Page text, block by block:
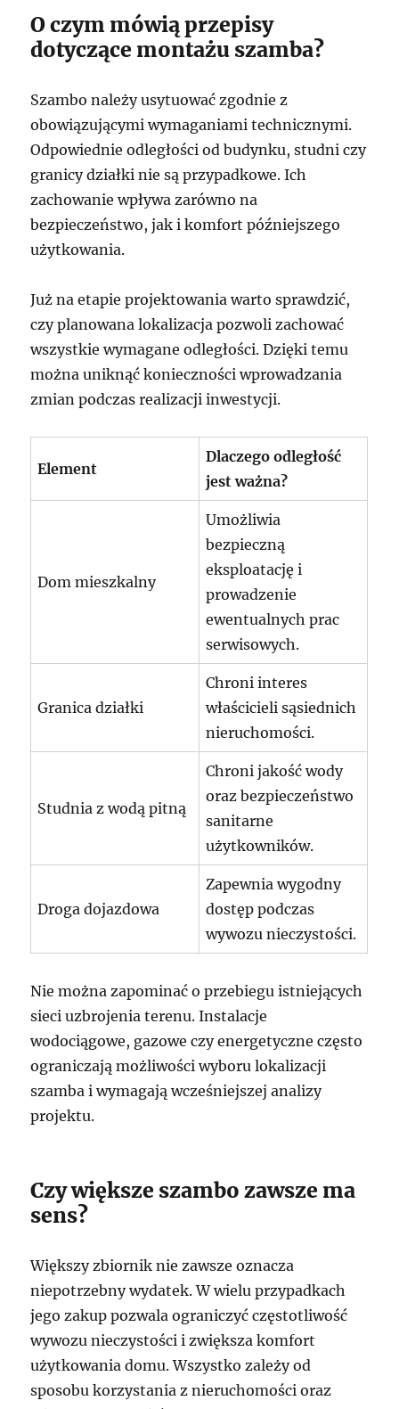
O czym mówią przepisy
dotyczące montażu szamba?
Szambo należy usytuować zgodnie z
obowiązującymi wymaganiami technicznymi.
Odpowiednie odległości od budynku, studni czy
granicy działki nie są przypadkowe. Ich
zachowanie wpływa zarówno na
bezpieczeństwo, jak i komfort późniejszego
użytkowania.
Już na etapie projektowania warto sprawdzić,
czy planowana lokalizacja pozwoli zachować
wszystkie wymagane odległości. Dzięki temu
można uniknąć konieczności wprowadzania
zmian podczas realizacji inwestycji.
Element
Dlaczego odległość
jest ważna?
Dom mieszkalny
Umożliwia
bezpieczną
eksploatację i
prowadzenie
ewentualnych prac
serwisowych.
Granica działki
Chroni interes
właścicieli sąsiednich
nieruchomości.
Studnia z wodą pitną
Chroni jakość wody
oraz bezpieczeństwo
sanitarne
użytkowników.
Droga dojazdowa
Zapewnia wygodny
dostęp podczas
wywozu nieczystości.
Nie można zapominać o przebiegu istniejących
sieci uzbrojenia terenu. Instalacje
wodociągowe, gazowe czy energetyczne często
ograniczają możliwości wyboru lokalizacji
szamba i wymagają wcześniejszej analizy
projektu.
Czy większe szambo zawsze ma
sens?
Większy zbiornik nie zawsze oznacza
niepotrzebny wydatek. W wielu przypadkach
jego zakup pozwala ograniczyć częstotliwość
wywozu nieczystości i zwiększa komfort
użytkowania domu. Wszystko zależy od
sposobu korzystania z nieruchomości oraz